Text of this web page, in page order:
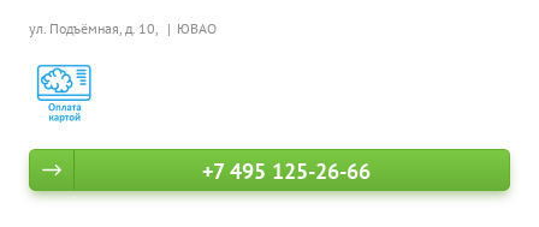
ул. Подъёмная, д. 10, ЮВАО
+7 495 125-26-66